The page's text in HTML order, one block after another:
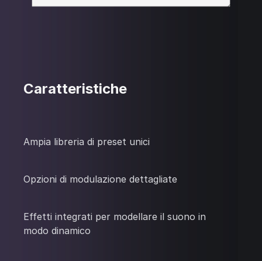
Caratteristiche
Ampia libreria di preset unici
Opzioni di modulazione dettagliate
Effetti integrati per modellare il suono in
modo dinamico